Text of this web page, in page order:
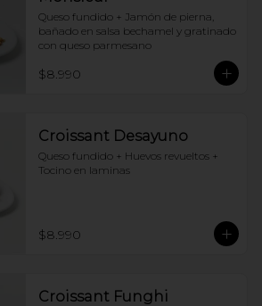
Queso fundido + Jamón de pierna,
bañado en salsa bechamel y gratinado
con queso parmesano
$8.990
Croissant Desayuno
Queso fundido + Huevos revueltos +
Tocino en laminas
$8.990
Croissant Funghi